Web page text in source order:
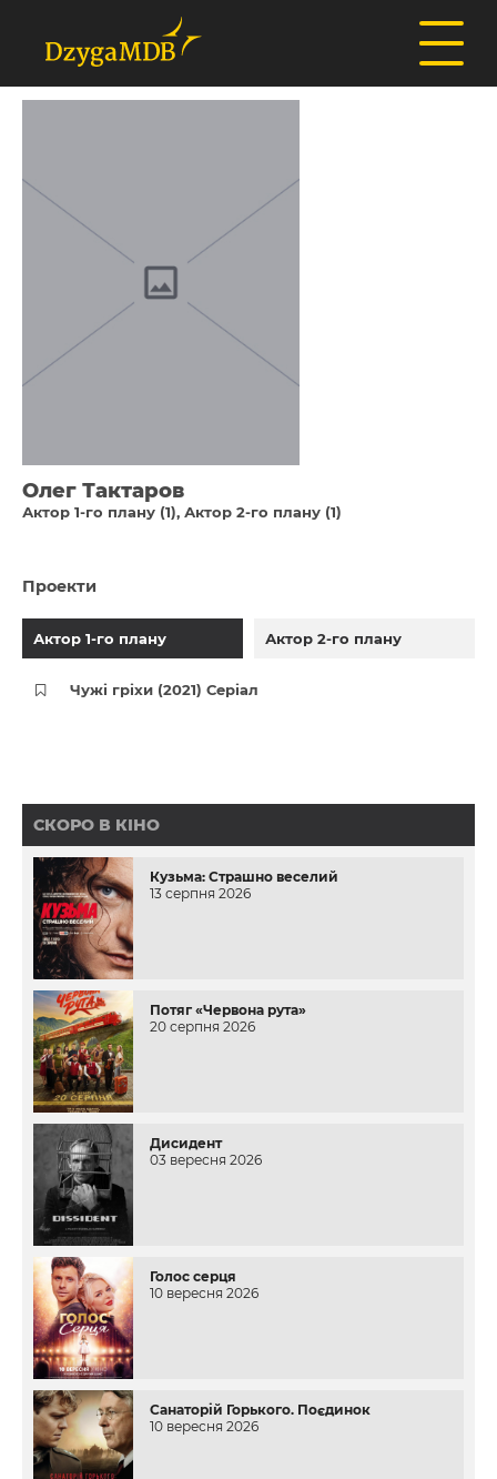
Олег Тактаров
Актор 1-го плану (1) Актор 2-го плану (1)
Проекти
Актор 1-го плану Актор 2-го плану
Чужі гріхи (2021) Серіал
СКОРО В КІНО
Кузьма: Страшно веселий
13 серпня 2026
Потяг «Червона рута»
20 серпня 2026
Дисидент
03 вересня 2026
Голос серця
10 вересня 2026
Санаторій Горького. Поєдинок
10 вересня 2026